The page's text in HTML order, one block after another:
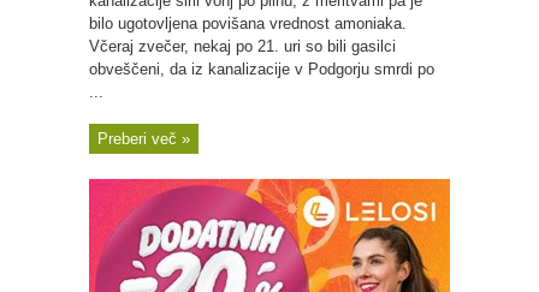
bilo ugotovljena povišana vrednost amoniaka.
Včeraj zvečer, nekaj po 21. uri so bili gasilci
obveščeni, da iz kanalizacije v Podgorju smrdi po
...
Preberi več »